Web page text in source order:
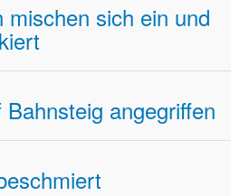
mischen sich ein und
angegriffen